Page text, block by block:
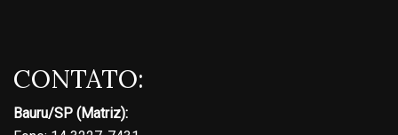
CONTATO:
Bauru/SP (Matriz):